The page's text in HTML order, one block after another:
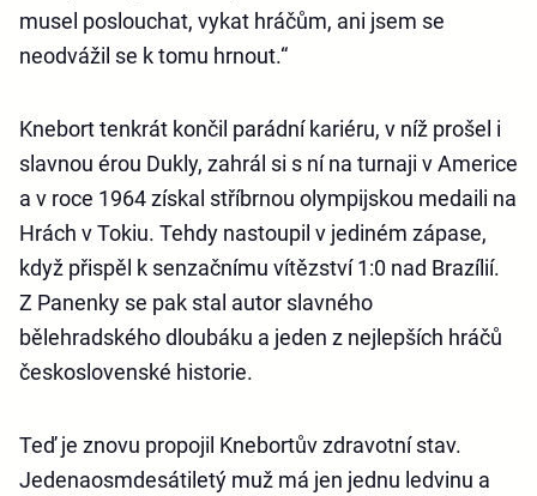
musel poslouchat, vykat hráčům, ani jsem se
neodvážil se k tomu hrnout.“
Knebort tenkrát končil parádní kariéru, v níž prošel i
slavnou érou Dukly, zahrál si s ní na turnaji v Americe
a v roce 1964 získal stříbrnou olympijskou medaili na
Hrách v Tokiu. Tehdy nastoupil v jediném zápase,
když přispěl k senzačnímu vítězství 1:0 nad Brazílií.
Z Panenky se pak stal autor slavného
bělehradského dloubáku a jeden z nejlepších hráčů
československé historie.
Teď je znovu propojil Knebortův zdravotní stav.
Jedenaosmdesátiletý muž má jen jednu ledvinu a